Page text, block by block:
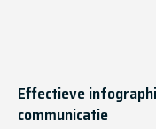
Effectieve
communicatie